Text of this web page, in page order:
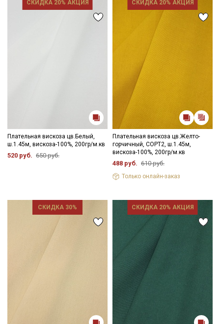
СКИДКА 20% АКЦИЯ
Плательная вискоза цв.Белый,
ш.1.45м, вискоза-100%, 200гр/м.кв
520 руб. 650 руб.
СКИДКА 20% АКЦИЯ
Плательная вискоза цв.Желто-
горчичный, СОРТ2, ш.1.45м,
вискоза-100%, 200гр/м.кв
488 руб. 610 руб.
Только онлайн-заказ
СКИДКА 30% СКИДКА 20% АКЦИЯ
Подписаться
Политикой обработки персональных
Согласие на обработку персональных
ДаюСогласие на получение рекламных и
информационных рассылок